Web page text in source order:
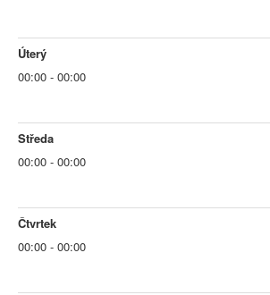
Úterý
00:00 - 00:00
Středa
00:00 - 00:00
Čtvrtek
00:00 - 00:00